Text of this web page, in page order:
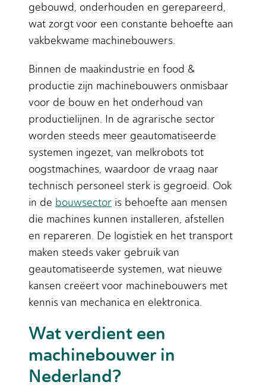
gebouwd, onderhouden en gerepareerd,
wat zorgt voor een constante behoefte aan
vakbekwame machinebouwers.
Binnen de maakindustrie en food &
productie zijn machinebouwers onmisbaar
voor de bouw en het onderhoud van
productielijnen. In de agrarische sector
worden steeds meer geautomatiseerde
systemen ingezet, van melkrobots tot
oogstmachines, waardoor de vraag naar
technisch personeel sterk is gegroeid. Ook
in de bouwsector is behoefte aan mensen
die machines kunnen installeren, afstellen
en repareren. De logistiek en het transport
maken steeds vaker gebruik van
geautomatiseerde systemen, wat nieuwe
kansen creëert voor machinebouwers met
kennis van mechanica en elektronica.
Wat verdient een
machinebouwer in
Nederland?